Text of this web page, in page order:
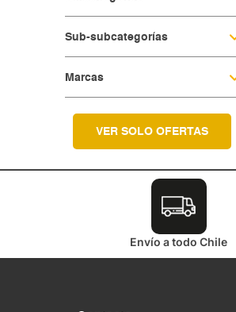
COMPRESORES - EQUIPOS AIRE
EQUIP. LUBRIC.-CONTROL FLUIDO
EQUIP.LEVANTE ELEV.Y TRASLACIO
EQUIPAMIENTO TALLER Y
Fitting galvanizado
HERRAMIENTAS A COMBUSTION
HERRAMIENTAS CORTE
HERRAMIENTAS ELECTRICAS
HERRAMIENTAS HIDRAULICAS
Sub-subcategorías
Marcas
VER SOLO OFERTAS
Envío a todo Chile